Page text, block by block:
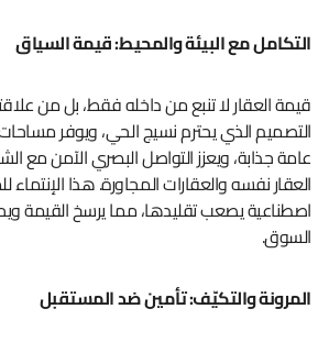
التكامل مع البيئة والمحيط: قيمة السياق
قيمة العقار لا تنبع من داخله فقط، بل من
التصميم الذي يحترم نسيج الحي، ويوفر
عامة جذابة، ويعزز التواصل البصري الآمن مع
العقار نفسه والعقارات المجاورة. هذا الإنتماء
اصطناعية يصعب تقليدها، مما يرسخ القيمة
السوق.
المرونة والتكيّف: تأمين ضد المستقبل